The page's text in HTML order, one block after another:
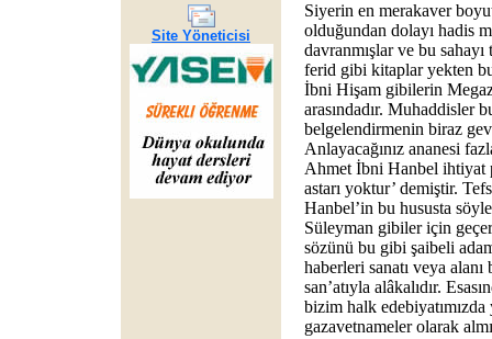
Site Yöneticisi
Siyerin en merakaver
olduğundan dolayı hadis
davranmışlar ve bu sahayı
ferid gibi kitaplar yekten
İbni Hişam gibilerin
arasındadır. Muhaddisler
belgelendirmenin biraz
Anlayacağınız ananesi
Ahmet İbni Hanbel ihtiyat
astarı yoktur’ demiştir.
Hanbel’in bu hususta
Süleyman gibiler için
sözünü bu gibi şaibeli
haberleri sanatı veya
san’atıyla alâkalıdır.
bizim halk
gazavetnameler olarak